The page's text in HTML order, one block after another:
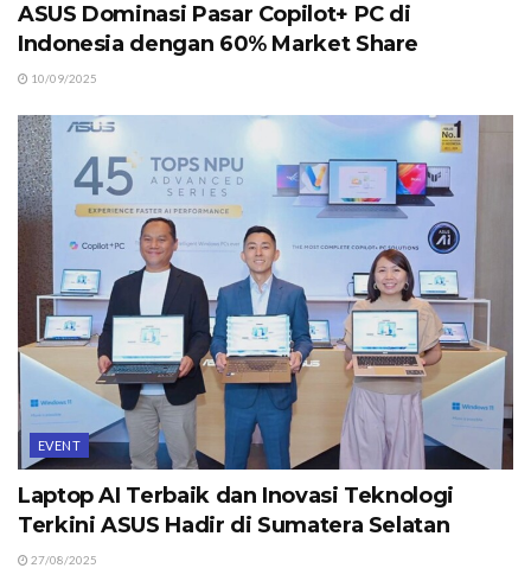
ASUS Dominasi Pasar Copilot+ PC di
Indonesia dengan 60% Market Share
10/09/2025
EVENT
Laptop AI Terbaik dan Inovasi Teknologi
Terkini ASUS Hadir di Sumatera Selatan
27/08/2025